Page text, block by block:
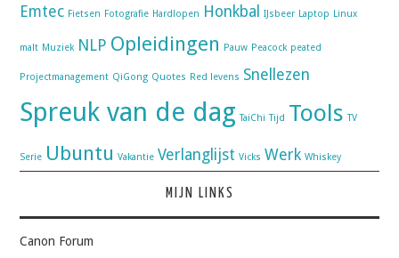
Emtec Fietsen Fotografie Hardlopen Honkbal IJsbeer Laptop Linux
malt Muziek NLP Opleidingen Pauw Peacock peated
Projectmanagement QiGong Quotes Red levens Snellezen
Spreuk van de dag TaiChi Tijd Tools TV
Serie Ubuntu Vakantie Verlanglijst Vicks Werk Whiskey
MIJN LINKS
Canon Forum